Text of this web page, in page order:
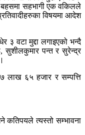
सहभागी एक वकिलले
विषयमा आदेश
३ वटा मुद्दा लगाइएको भन्दै
सुशीलकुमार पन्त र सुरेन्द्र
लाख ६५ हजार र सम्पत्ति
कतिपयले त्यस्तो सम्भावना